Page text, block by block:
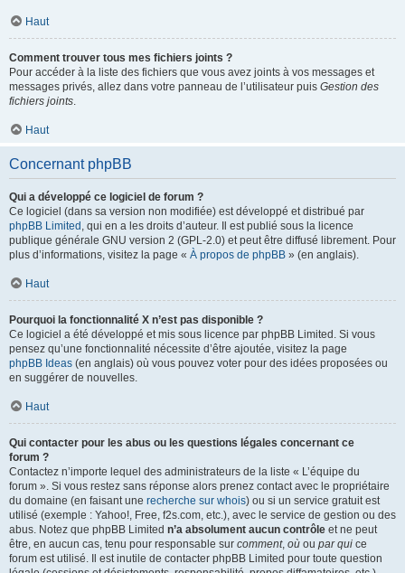
Haut
Comment trouver tous mes fichiers joints ?
Pour accéder à la liste des fichiers que vous avez joints à vos messages et
messages privés, allez dans votre panneau de l’utilisateur puis Gestion des
fichiers joints.
Haut
Concernant phpBB
Qui a développé ce logiciel de forum ?
Ce logiciel (dans sa version non modifiée) est développé et distribué par
phpBB Limited , qui en a les droits d’auteur. Il est publié sous la licence
publique générale GNU version 2 (GPL-2.0) et peut être diffusé librement. Pour
plus d’informations, visitez la page « À propos de phpBB » (en anglais).
Haut
Pourquoi la fonctionnalité X n’est pas disponible ?
Ce logiciel a été développé et mis sous licence par phpBB Limited. Si vous
pensez qu’une fonctionnalité nécessite d’être ajoutée, visitez la page
phpBB Ideas (en anglais) où vous pouvez voter pour des idées proposées ou
en suggérer de nouvelles.
Haut
Qui contacter pour les abus ou les questions légales concernant ce
forum ?
Contactez n’importe lequel des administrateurs de la liste « L’équipe du
forum ». Si vous restez sans réponse alors prenez contact avec le propriétaire
du domaine (en faisant une recherche sur whois) ou si un service gratuit est
utilisé (exemple : Yahoo!, Free, f2s.com, etc.), avec le service de gestion ou des
abus. Notez que phpBB Limited n’a absolument aucun contrôle et ne peut
être, en aucun cas, tenu pour responsable sur comment, où ou par qui ce
forum est utilisé. Il est inutile de contacter phpBB Limited pour toute question